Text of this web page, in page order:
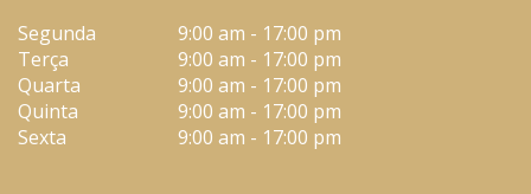
Segunda
9:00 am - 17:00 pm
Terça
9:00 am - 17:00 pm
Quarta
9:00 am - 17:00 pm
Quinta
9:00 am - 17:00 pm
Sexta
9:00 am - 17:00 pm